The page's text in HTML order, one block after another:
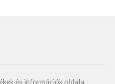
és információk oldala